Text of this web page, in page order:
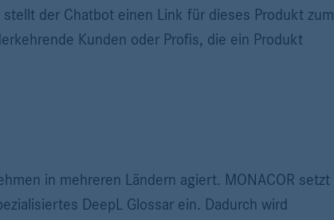
der Chatbot einen Link für dieses Produkt zum
Kunden oder Profis, die ein Produkt
in mehreren Ländern agiert. MONACOR setzt
DeepL Glossar ein. Dadurch wird